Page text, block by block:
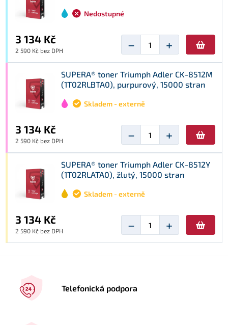
Nedostupné
3 134 Kč
2 590 Kč bez DPH − +
SUPERA® toner Triumph Adler CK-8512M
(1T02RLBTA0), purpurový, 15000 stran
Skladem - externě
3 134 Kč
2 590 Kč bez DPH − +
SUPERA® toner Triumph Adler CK-8512Y
(1T02RLATA0), žlutý, 15000 stran
Skladem - externě
3 134 Kč
2 590 Kč bez DPH − +
Telefonická podpora